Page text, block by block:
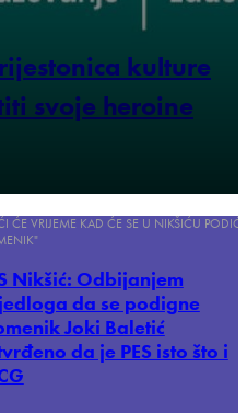
kulture
svoje heroine
ĆE VRIJEME KAD ĆE SE U NIKŠIĆU PODIĆI
Nikšić: Odbijanjem
da se podigne
Joki Baletić
da je PES isto što i